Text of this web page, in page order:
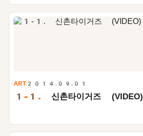
ART2014.09.01
1-1. 신촌타이거즈 (VIDEO)